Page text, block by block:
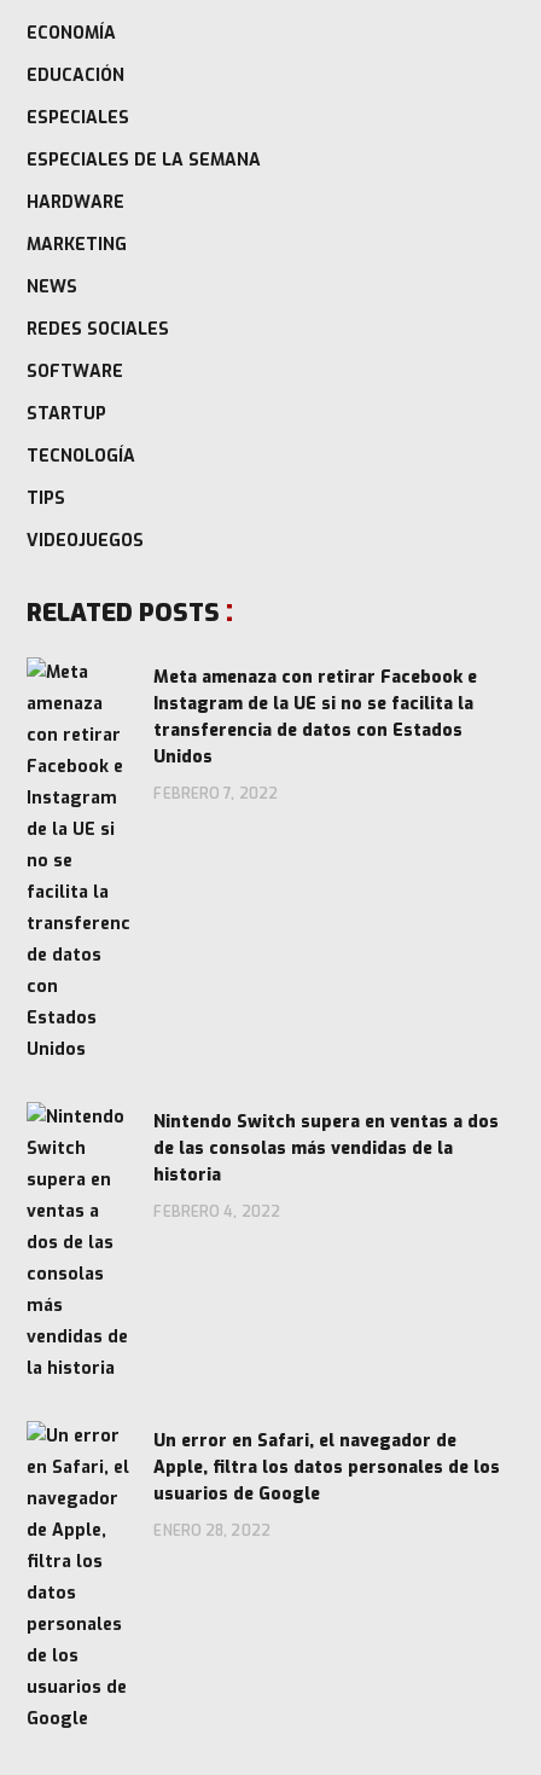
ECONOMÍA
EDUCACIÓN
ESPECIALES
ESPECIALES DE LA SEMANA
HARDWARE
MARKETING
NEWS
REDES SOCIALES
SOFTWARE
STARTUP
TECNOLOGÍA
TIPS
VIDEOJUEGOS
RELATED POSTS
Meta amenaza con retirar Facebook e
Instagram de la UE si no se facilita la
transferencia de datos con Estados
Unidos
FEBRERO 7, 2022
Nintendo Switch supera en ventas a dos
de las consolas más vendidas de la
historia
FEBRERO 4, 2022
Un error en Safari, el navegador de
Apple, filtra los datos personales de los
usuarios de Google
ENERO 28, 2022